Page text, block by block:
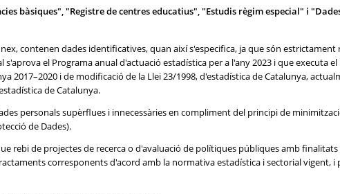
bàsiques", "Registre de centres educatius", "Estudis règim especial" i
contenen dades identificatives, quan així s'especifica, ja que són estrictament
el Programa anual d'actuació estadística per a l'any 2023 i que executa
2017–2020 i de modificació de la Llei 23/1998, d'estadística de Catalunya,
de Catalunya.
personals supèrflues i innecessàries en compliment del principi de
de Dades).
rebi de projectes de recerca o d'avaluació de polítiques públiques amb
corresponents d'acord amb la normativa estadística i sectorial vigent,